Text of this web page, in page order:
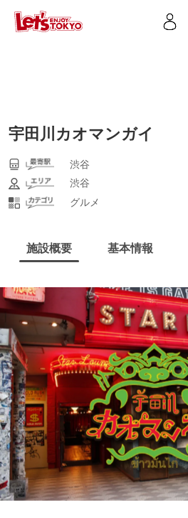
宇田川カオマンガイ
渋谷
渋谷
グルメ
施設概要 基本情報